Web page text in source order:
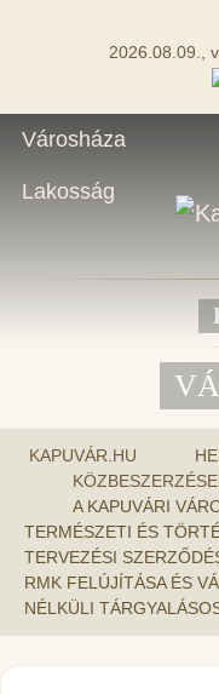
2026.08.09.,
Városháza
Lakosság
KAPUVÁR.HU
A KAPUVÁRI
TERMÉSZETI ÉS
TERVEZÉSI
RMK FELÚJÍTÁSA ÉS
NÉLKÜLI